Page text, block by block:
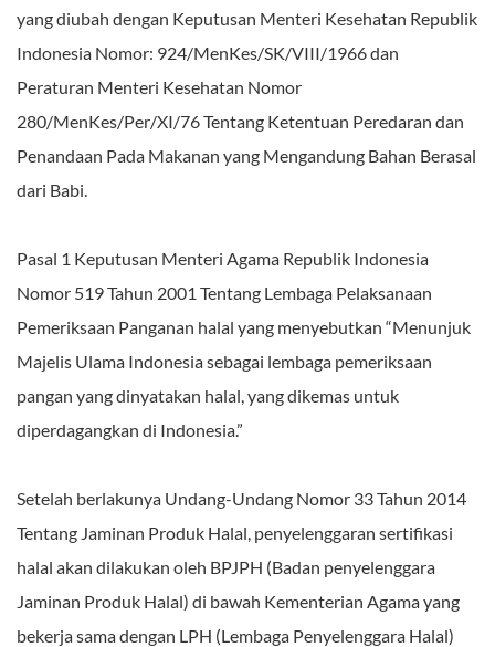
yang diubah dengan Keputusan Menteri Kesehatan Republik
Indonesia Nomor: 924/MenKes/SK/VIII/1966 dan
Peraturan Menteri Kesehatan Nomor
280/MenKes/Per/XI/76 Tentang Ketentuan Peredaran dan
Penandaan Pada Makanan yang Mengandung Bahan Berasal
dari Babi.
Pasal 1 Keputusan Menteri Agama Republik Indonesia
Nomor 519 Tahun 2001 Tentang Lembaga Pelaksanaan
Pemeriksaan Panganan halal yang menyebutkan “Menunjuk
Majelis Ulama Indonesia sebagai lembaga pemeriksaan
pangan yang dinyatakan halal, yang dikemas untuk
diperdagangkan di Indonesia.”
Setelah berlakunya Undang-Undang Nomor 33 Tahun 2014
Tentang Jaminan Produk Halal, penyelenggaran sertifikasi
halal akan dilakukan oleh BPJPH (Badan penyelenggara
Jaminan Produk Halal) di bawah Kementerian Agama yang
bekerja sama dengan LPH (Lembaga Penyelenggara Halal)